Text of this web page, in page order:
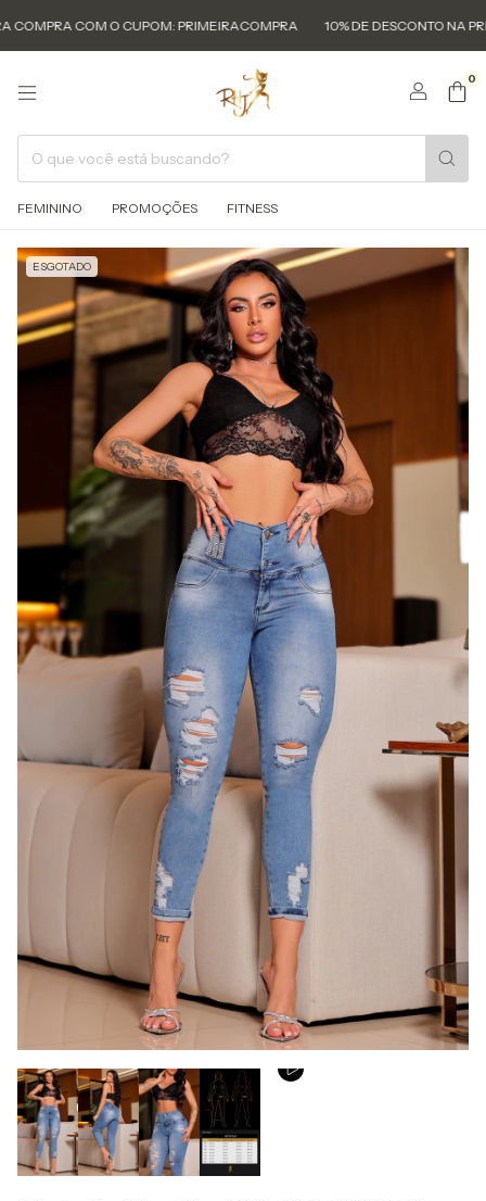
COM O CUPOM: PRIMEIRACOMPRA 10% DE DESCONTO NA
0
FEMININO PROMOÇÕES FITNESS
ESGOTADO